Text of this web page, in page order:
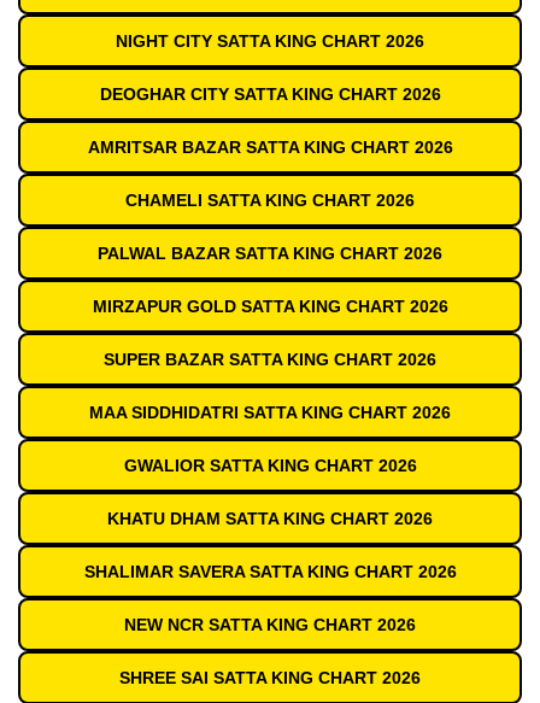
NIGHT CITY SATTA KING CHART 2026
DEOGHAR CITY SATTA KING CHART 2026
AMRITSAR BAZAR SATTA KING CHART 2026
CHAMELI SATTA KING CHART 2026
PALWAL BAZAR SATTA KING CHART 2026
MIRZAPUR GOLD SATTA KING CHART 2026
SUPER BAZAR SATTA KING CHART 2026
MAA SIDDHIDATRI SATTA KING CHART 2026
GWALIOR SATTA KING CHART 2026
KHATU DHAM SATTA KING CHART 2026
SHALIMAR SAVERA SATTA KING CHART 2026
NEW NCR SATTA KING CHART 2026
SHREE SAI SATTA KING CHART 2026